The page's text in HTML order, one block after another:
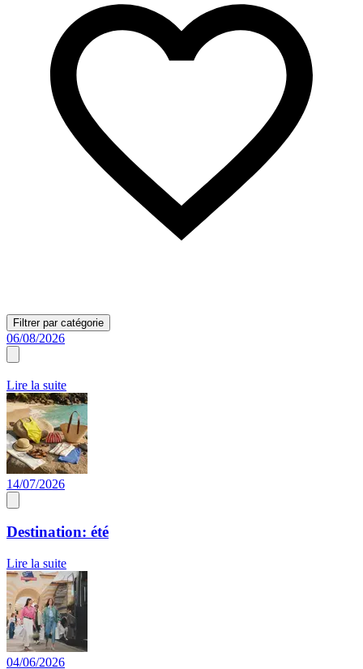
Filtrer par catégorie
06/08/2026
Lire la suite
14/07/2026
Destination: été
Lire la suite
04/06/2026